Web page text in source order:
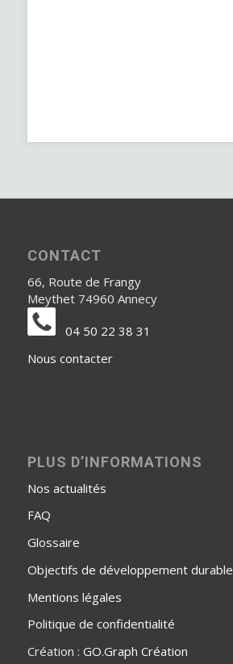
CONTACT
66, Route de Frangy
Meythet 74960 Annecy
04 50 22 38 31
Nous contacter
PLUS D’INFORMATIONS
Nos actualités
FAQ
Glossaire
Objectifs de développement durable
Mentions légales
Politique de confidentialité
Création : GO.Graph Création